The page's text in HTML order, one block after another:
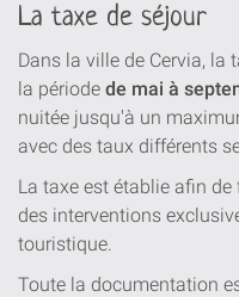
La taxe de séjour
Dans la ville de Cervia, la
la période de mai à
nuitée jusqu'à un
avec des taux différents
La taxe est établie afin
des interventions
touristique.
Toute la documentation